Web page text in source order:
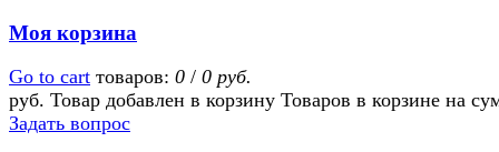
Моя корзина
Go to cart товаров: 0 / 0 руб.
руб. Товар добавлен в корзину Товаров в корзине на
Задать вопрос